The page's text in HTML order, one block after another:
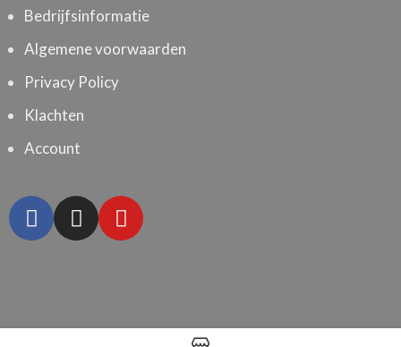
Bedrijfsinformatie
Algemene voorwaarden
Privacy Policy
Klachten
Account